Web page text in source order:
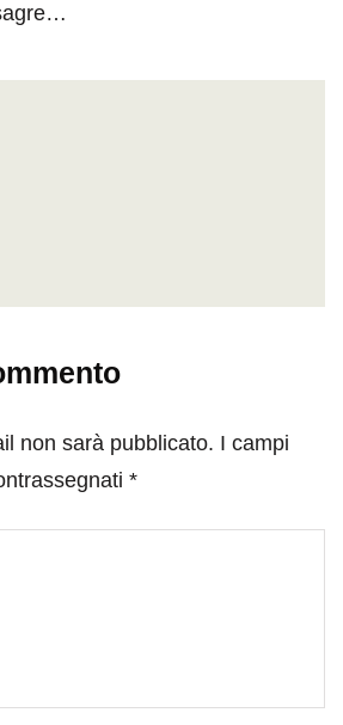
non sarà pubblicato. I campi
*